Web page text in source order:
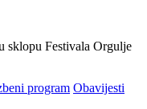
sklopu Festivala Orgulje
program Obavijesti